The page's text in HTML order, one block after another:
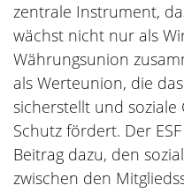
zentrale Instrument,
wächst nicht nur als
Währungsunion
als Werteunion, die
sicherstellt und
Schutz fördert. Der
Beitrag dazu, den
zwischen den